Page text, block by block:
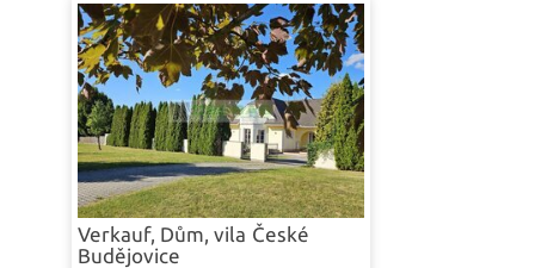
Verkauf, Dům, vila České
Budějovice